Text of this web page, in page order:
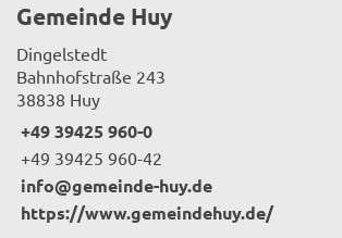
Gemeinde Huy
Dingelstedt
Bahnhofstraße 243
38838 Huy
+49 39425 960-0
+49 39425 960-42
info@gemeinde-huy.de
https://www.gemeindehuy.de/